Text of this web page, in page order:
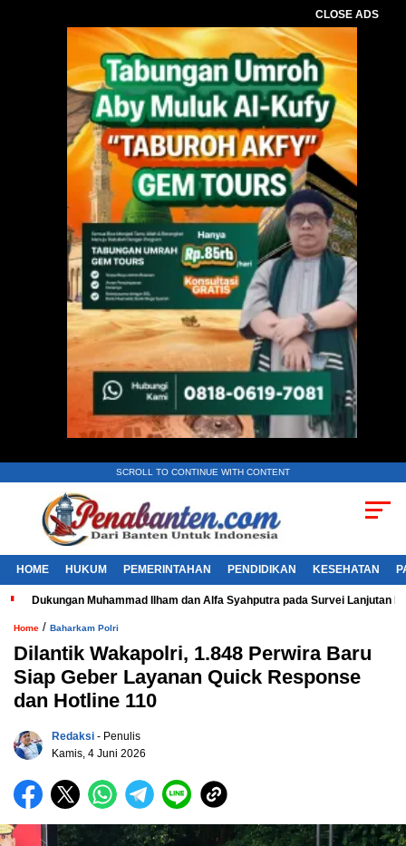
CLOSE ADS
SCROLL TO CONTINUE WITH CONTENT
HOME HUKUM PEMERINTAHAN PENDIDIKAN KESEHATAN
Dukungan Muhammad Ilham dan Alfa Syahputra pada Survei Lanjutan
Home / Baharkam Polri
Dilantik Wakapolri, 1.848 Perwira Baru
Siap Geber Layanan Quick Response
dan Hotline 110
Redaksi - Penulis
Kamis, 4 Juni 2026